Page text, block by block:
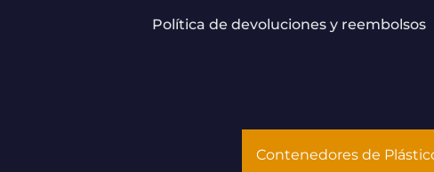
Política de devoluciones y reembolsos
Contenedores de